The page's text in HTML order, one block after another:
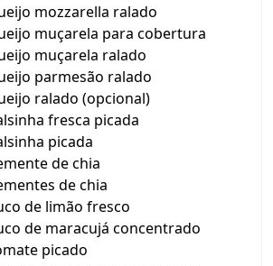
mozzarella ralado
muçarela para cobertura
muçarela ralado
parmesão ralado
ralado (opcional)
fresca picada
picada
de chia
de chia
de limão fresco
de maracujá concentrado
picado